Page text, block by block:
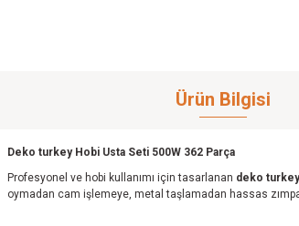
Ürün Bilgisi
Deko turkey Hobi Usta Seti 500W 362 Parça
Profesyonel ve hobi kullanımı için tasarlanan deko
oymadan cam işlemeye, metal taşlamadan hassas